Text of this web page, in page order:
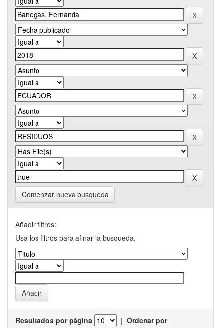
Comenzar nueva busqueda
Añadir filtros:
Usa los filtros para afinar la busqueda.
Resultados por página | Ordenar por